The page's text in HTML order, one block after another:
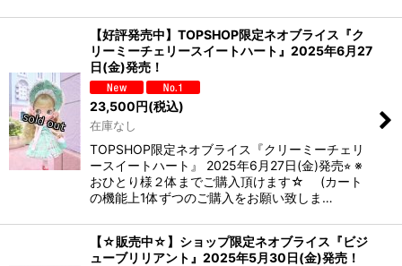
【好評発売中】TOPSHOP限定ネオブライス『ク
リーミーチェリースイートハート』2025年6月27
日(金)発売！
23,500円(税込)
在庫なし
TOPSHOP限定ネオブライス『クリーミーチェリ
ースイートハート』 2025年6月27日(金)発売⭐︎ ※
おひとり様２体までご購入頂けます☆ (カート
の機能上1体ずつのご購入をお願い致しま…
【☆販売中☆】ショップ限定ネオブライス『ビジ
ューブリリアント』2025年5月30日(金)発売！